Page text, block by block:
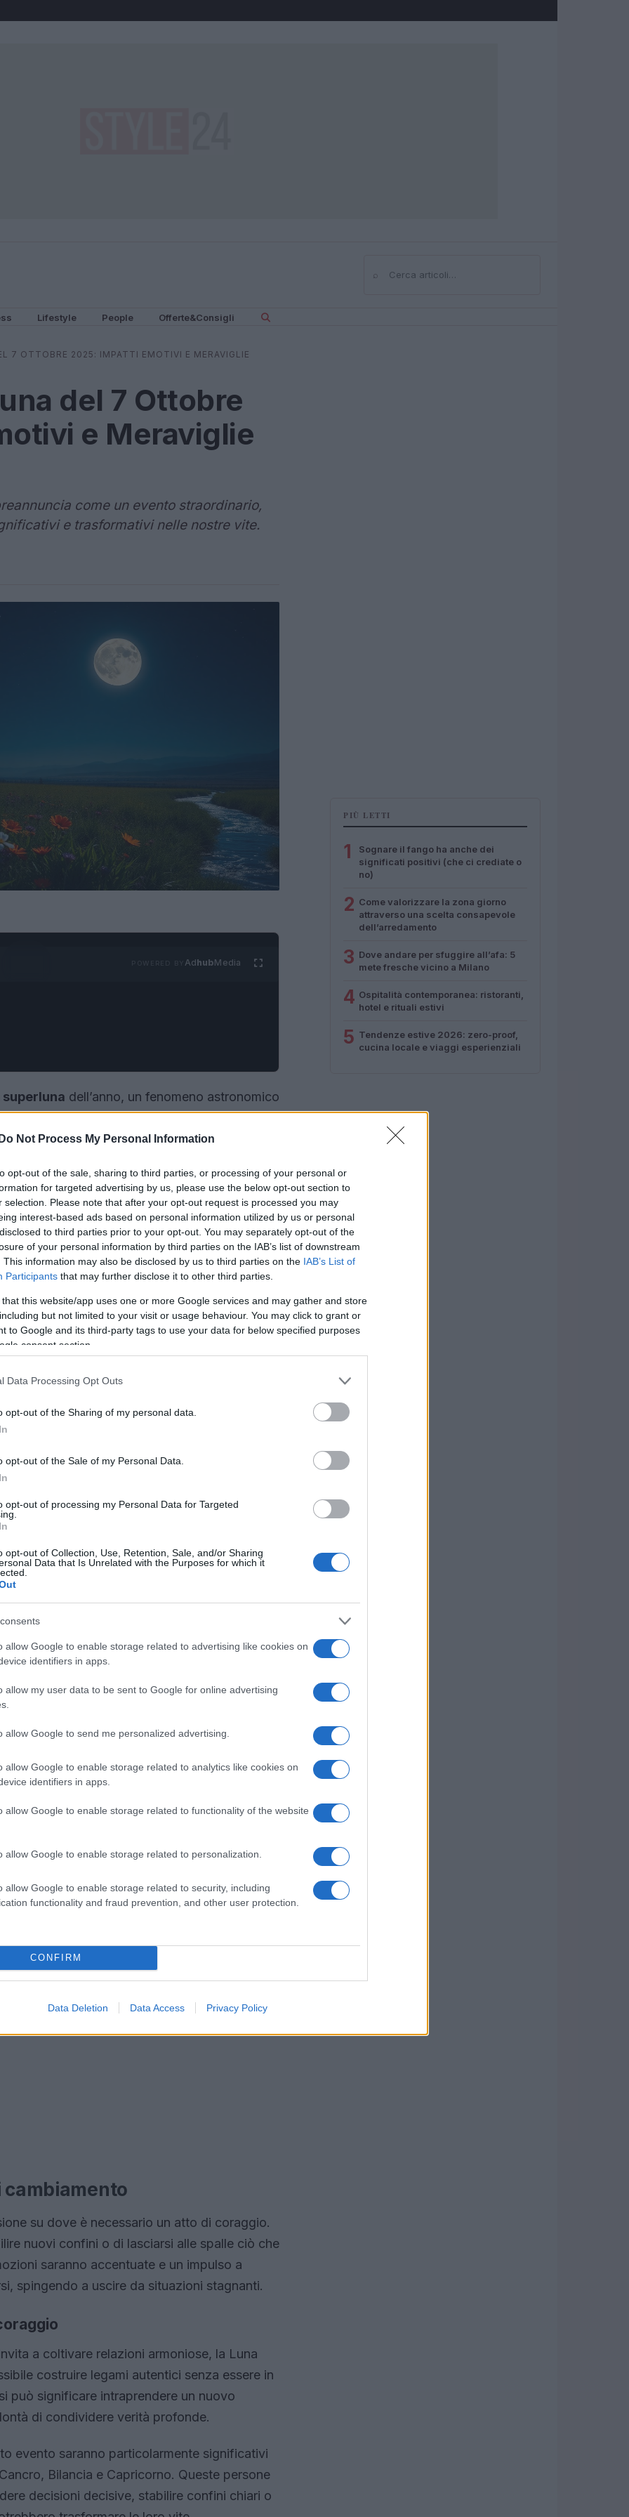
Do Not Process My Personal Information
opt-out of the sale, sharing to third parties, or processing of your personal or
for targeted advertising by us, please use the below opt-out section to
selection. Please note that after your opt-out request is processed you may
interest-based ads based on personal information utilized by us or personal
to third parties prior to your opt-out. You may separately opt-out of the
of your personal information by third parties on the IAB’s list of downstream
This information may also be disclosed by us to third parties on the IAB’s List of
Participants that may further disclose it to other third parties.
that this website/app uses one or more Google services and may gather and store
but not limited to your visit or usage behaviour. You may click to grant or
to Google and its third-party tags to use your data for below specified purposes
consent section.
Data Processing Opt Outs
opt-out of the Sharing of my personal data.
opt-out of the Sale of my Personal Data.
opt-out of processing my Personal Data for Targeted
opt-out of Collection, Use, Retention, Sale, and/or Sharing
Data that Is Unrelated with the Purposes for which it
allow Google to enable storage related to advertising like cookies on
identifiers in apps.
allow my user data to be sent to Google for online advertising
allow Google to send me personalized advertising.
allow Google to enable storage related to analytics like cookies on
identifiers in apps.
allow Google to enable storage related to functionality of the website
allow Google to enable storage related to personalization.
allow Google to enable storage related to security, including
functionality and fraud prevention, and other user protection.
CONFIRM
Data Deletion Data Access Privacy Policy
⌕Cerca
Lifestyle People Offerte&Consigli
7 OTTOBRE 2025: IMPATTI EMOTIVI E MERAVIGLIE
del 7 Ottobre
e Meraviglie
come un evento straordinario,
e trasformativi nelle nostre vite.
AdhubMedia
superluna dell’anno, un fenomeno astronomico
il punto più vicino alla Terra durante il suo
, collocata sotto il segno dell’Ariete, si
nel cielo notturno, ma avrà anche un
le sensazioni e i sentimenti.
in concomitanza con una stagione di
il 7 settembre, è stata accompagnata da
astrologici di
energia, in grado di risvegliare emozioni forti
in Ariete
martedì 7 ottobre, precisamente alle5:48.
potrebbe aumentare, portando alla
Gli astrologi avvertono che i temi relazionali
trasparenza e onestà.
essere stata rivolta più agli altri che a se
dei desideri e necessità personali.
perseguendo il cammino che si sente
soli. È essenziale, però, trovare un equilibrio
che le proprie azioni influenzano le
cambiamento
su dove è necessario un atto di coraggio.
nuovi confini o di lasciarsi alle spalle ciò che
saranno accentuate e un impulso a
spingendo a uscire da situazioni stagnanti.
a coltivare relazioni armoniose, la Luna
costruire legami autentici senza essere in
può significare intraprendere un nuovo
di condividere verità profonde.
evento saranno particolarmente significativi
Bilancia e Capricorno. Queste persone
decisioni decisive, stabilire confini chiari o
PIÙ LETTI
1
Sognare il fango ha anche dei
significati positivi (che ci crediate o
no)
2 Come valorizzare la zona giorno
attraverso una scelta consapevole
dell’arredamento
3 Dove andare per sfuggire all’afa: 5
mete fresche vicino a Milano
4 Ospitalità contemporanea: ristoranti,
hotel e rituali estivi
5 Tendenze estive 2026: zero-proof,
cucina locale e viaggi esperienziali